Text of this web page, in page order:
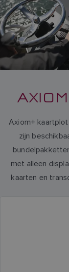
Axiom+
zijn
met alleen
kaarten en